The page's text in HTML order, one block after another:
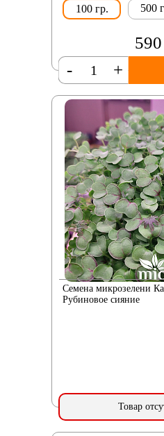
100 гр. 500
+
-
Семена микрозелени
Рубиновое сияние
Товар